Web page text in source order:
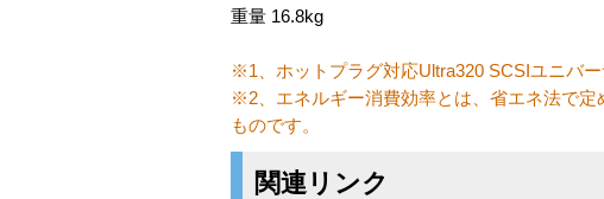
重量 16.8kg
※1、ホットプラグ対応Ultra320 SCSIユニバ
※2、エネルギー消費効率とは、省エネ法で
ものです。
関連リンク